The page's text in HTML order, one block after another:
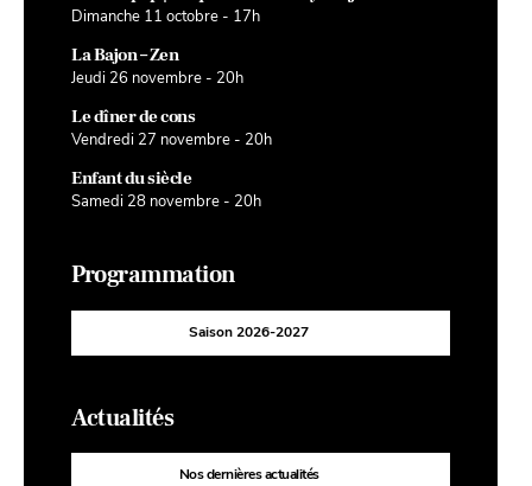
Dimanche 11 octobre - 17h
La Bajon – Zen
Jeudi 26 novembre - 20h
Le dîner de cons
Vendredi 27 novembre - 20h
Enfant du siècle
Samedi 28 novembre - 20h
Programmation
Saison 2026-2027
Actualités
Nos dernières actualités